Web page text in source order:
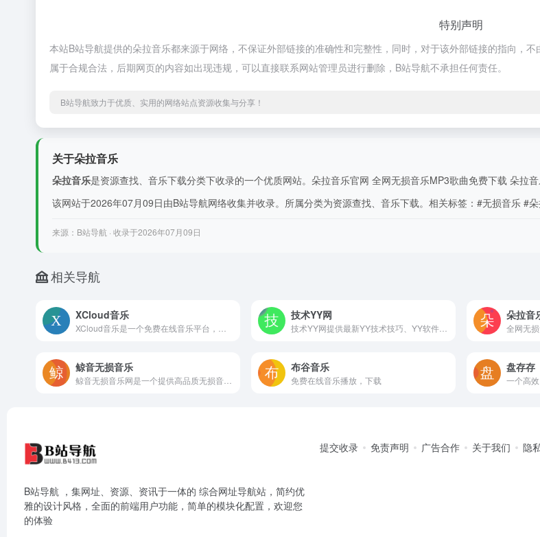
特别声明
本站B站导航提供的朵拉音乐都来源于网络，不保证外部链接的准确性和完整性，同时，对于该外部链接的指向，
属于合规合法，后期网页的内容如出现违规，可以直接联系网站管理员进行删除，B站导航不承担任何责任。
B站导航致力于优质、实用的网络站点资源收集与分享！
关于朵拉音乐
朵拉音乐是资源查找、音乐下载分类下收录的一个优质网站。朵拉音乐官网 全网无损音乐MP3歌曲免费下载 朵拉
该网站于2026年07月09日由B站导航网络收集并收录。所属分类为资源查找、音乐下载。相关标签：#无损音乐 #朵
来源：B站导航 · 收录于2026年07月09日
相关导航
XCloud音乐 技术YY网 朵拉音
全网无
鲸音无损音乐 布谷音乐
免费在线音乐播放，下载
盘存存
B站导航 ，集网址、资源、资讯于一体的 综合网址导航站，简约优
雅的设计风格，全面的前端用户功能，简单的模块化配置，欢迎您
的体验
提交收录 免责声明 广告合作 关于我们 隐